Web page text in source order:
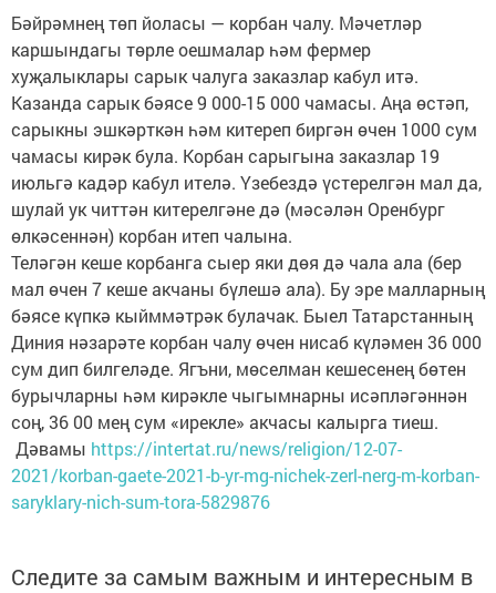
Бәйрәмнең төп йоласы — корбан чалу. Мәчетләр
каршындагы төрле оешмалар һәм фермер
хуҗалыклары сарык чалуга заказлар кабул итә.
Казанда сарык бәясе 9 000-15 000 чамасы. Аңа өстәп,
сарыкны эшкәрткән һәм китереп биргән өчен 1000 сум
чамасы кирәк була. Корбан сарыгына заказлар 19
июльгә кадәр кабул ителә. Үзебездә үстерелгән мал да,
шулай ук читтән китерелгәне дә (мәсәлән Оренбург
өлкәсеннән) корбан итеп чалына.
Теләгән кеше корбанга сыер яки дөя дә чала ала (бер
мал өчен 7 кеше акчаны бүлешә ала). Бу эре малларның
бәясе күпкә кыйммәтрәк булачак. Быел Татарстанның
Диния нәзарәте корбан чалу өчен нисаб күләмен 36 000
сум дип билгеләде. Ягъни, мөселман кешесенең бөтен
бурычларны һәм кирәкле чыгымнарны исәпләгәннән
соң, 36 00 мең сум «ирекле» акчасы калырга тиеш.
Дәвамы https://intertat.ru/news/religion/12-07-
2021/korban-gaete-2021-b-yr-mg-nichek-zerl-nerg-m-korban-
saryklary-nich-sum-tora-5829876
Следите за самым важным и интересным в